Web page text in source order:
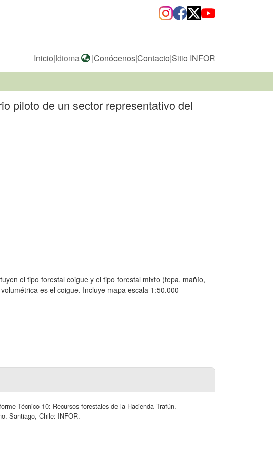
Inicio|Idioma |Conócenos|Contacto|Sitio INFOR
piloto de un sector representativo del
el tipo forestal coigue y el tipo forestal mixto (tepa, mañío,
es el coigue. Incluye mapa escala 1:50.000
Técnico 10: Recursos forestales de la Hacienda Trafún.
Santiago, Chile: INFOR.